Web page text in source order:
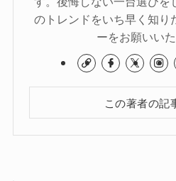
のトレンドをいち早く知り
ーをお願いいた
この著者の記